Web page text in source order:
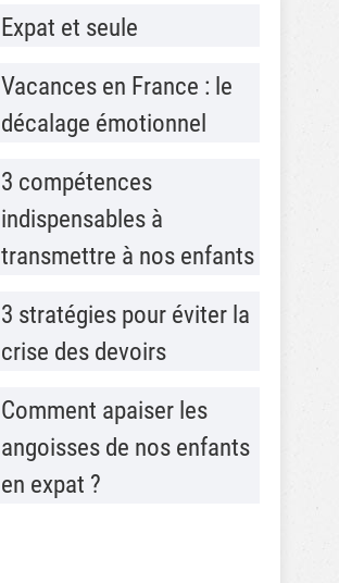
Expat et seule
Vacances en France : le
décalage émotionnel
3 compétences
indispensables à
transmettre à nos enfants
3 stratégies pour éviter la
crise des devoirs
Comment apaiser les
angoisses de nos enfants
en expat ?